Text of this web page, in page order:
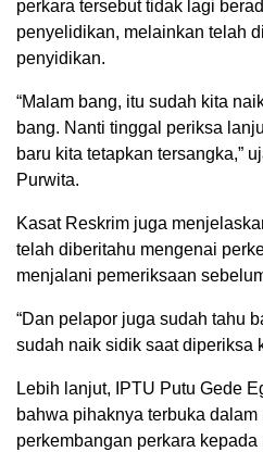
perkara tersebut tidak lagi
penyelidikan, melainkan telah
penyidikan.
“Malam bang, itu sudah kita
bang. Nanti tinggal periksa
baru kita tetapkan tersangka,”
Purwita.
Kasat Reskrim juga
telah diberitahu mengenai
menjalani pemeriksaan
“Dan pelapor juga sudah tahu
sudah naik sidik saat diperiksa
Lebih lanjut, IPTU Putu Gede
bahwa pihaknya terbuka
perkembangan perkara kepada